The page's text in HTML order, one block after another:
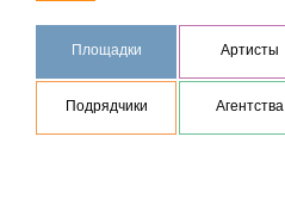
Площадки Артисты
Подрядчики Агентства